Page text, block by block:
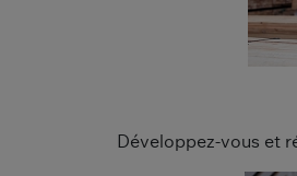
Développez-vous et